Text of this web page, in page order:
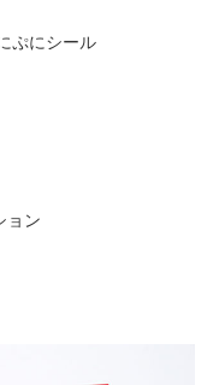
ぷにシール
ョン